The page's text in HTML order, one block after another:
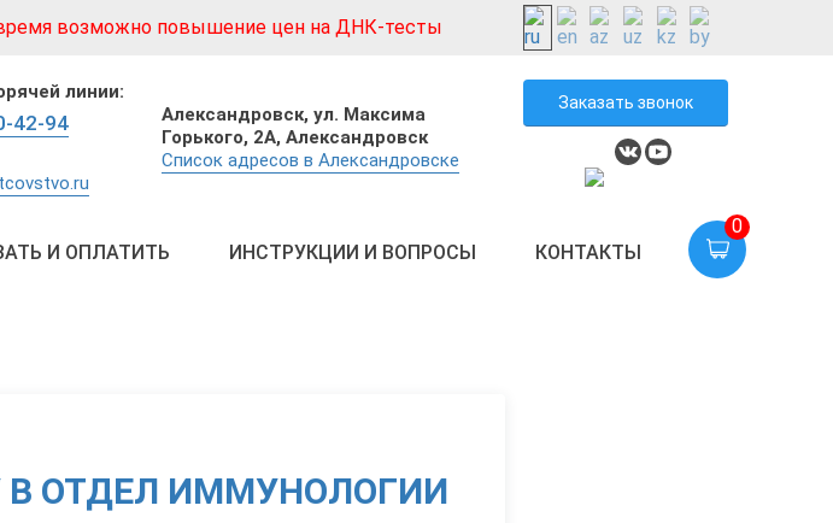
возможно повышение цен на ДНК-тесты
линии:
42-94 Александровск, ул. Максима
Горького, 2А, Александровск
Список адресов в Александровске
Заказать звонок
И ОПЛАТИТЬ ИНСТРУКЦИИ И ВОПРОСЫ КОНТАКТЫ
0
В ОТДЕЛ ИММУНОЛОГИИ